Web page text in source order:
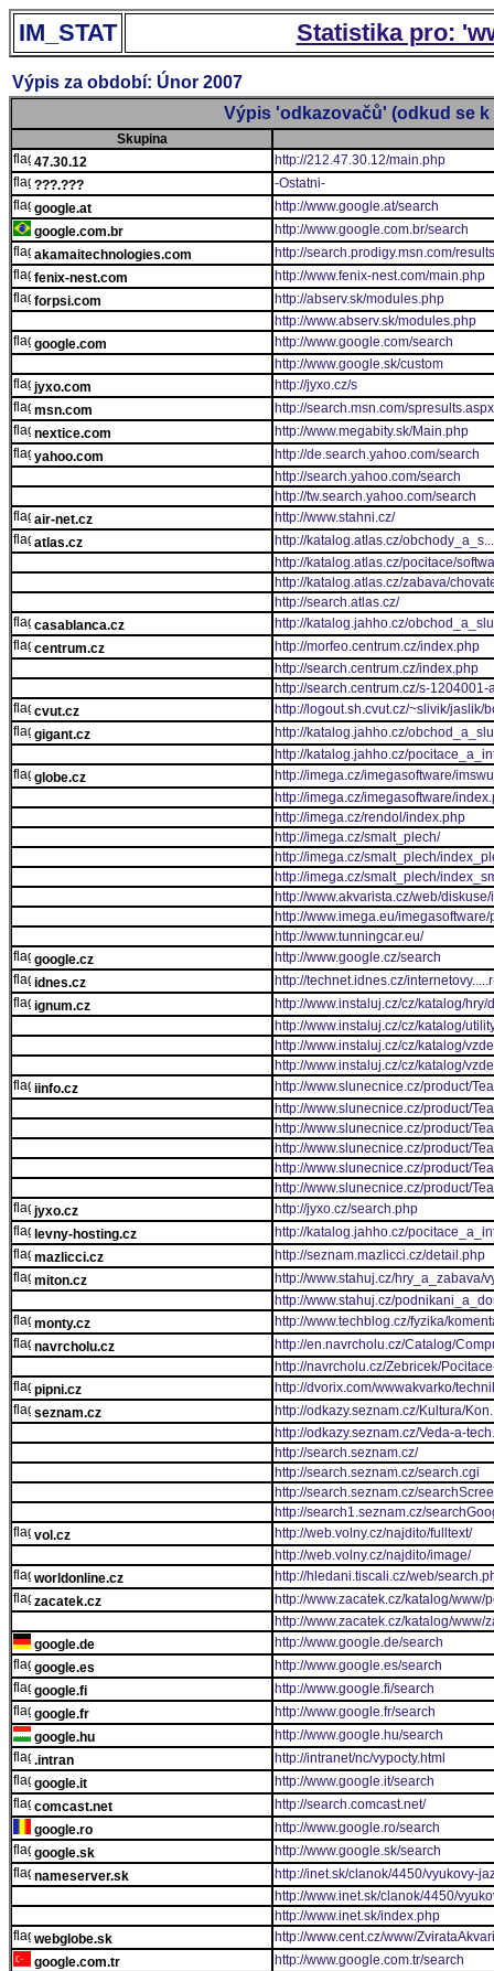
IM_STAT Statistika pro:
Výpis za období: Únor 2007
Výpis 'odkazovačů' (odkud se k
Skupina
47.30.12
http://212.47.30.12/main.php
???.???
-Ostatni-
google.at
http://www.google.at/search
google.com.br
http://www.google.com.br/search
akamaitechnologies.com
http://search.prodigy.msn.com/
fenix-nest.com
http://www.fenix-nest.com/main.php
forpsi.com
http://abserv.sk/modules.php
http://www.abserv.sk/modules.php
google.com
http://www.google.com/search
http://www.google.sk/custom
jyxo.com
http://jyxo.cz/s
msn.com
http://search.msn.com/spresults.aspx
nextice.com
http://www.megabity.sk/Main.php
yahoo.com
http://de.search.yahoo.com/search
http://search.yahoo.com/search
http://tw.search.yahoo.com/search
air-net.cz
http://www.stahni.cz/
atlas.cz
http://katalog.atlas.cz/
http://katalog.atlas.cz/pocitace/
http://katalog.atlas.cz/zabava/
http://search.atlas.cz/
casablanca.cz
http://katalog.jahho.cz/
centrum.cz
http://morfeo.centrum.cz/index.php
http://search.centrum.cz/index.php
http://search.centrum.cz/s-
cvut.cz
http://logout.sh.cvut.cz/~slivik/jaslik/
gigant.cz
http://katalog.jahho.cz/
http://katalog.jahho.cz/
globe.cz
http://imega.cz/imegasoftware/
http://imega.cz/imegasoftware/
http://imega.cz/rendol/index.php
http://imega.cz/smalt_plech/
http://imega.cz/smalt_plech/
http://imega.cz/smalt_plech/
http://www.akvarista.cz/web/
http://www.imega.eu/
http://www.tunningcar.eu/
google.cz
http://www.google.cz/search
idnes.cz
http://technet.idnes.cz/
ignum.cz
http://www.instaluj.cz/cz/katalog/
http://www.instaluj.cz/cz/katalog/
http://www.instaluj.cz/cz/katalog/
http://www.instaluj.cz/cz/katalog/
iinfo.cz
http://www.slunecnice.cz/product/
http://www.slunecnice.cz/product/
http://www.slunecnice.cz/product/
http://www.slunecnice.cz/product/
http://www.slunecnice.cz/product/
http://www.slunecnice.cz/product/
jyxo.cz
http://jyxo.cz/search.php
levny-hosting.cz
http://katalog.jahho.cz/
mazlicci.cz
http://seznam.mazlicci.cz/detail.php
miton.cz
http://www.stahuj.cz/hry_a_zabava/
http://www.stahuj.cz/
monty.cz
http://www.techblog.cz/fyzika/
navrcholu.cz
http://en.navrcholu.cz/Catalog/
http://navrcholu.cz/Zebricek/
pipni.cz
http://dvorix.com/wwwakvarko/
seznam.cz
http://odkazy.seznam.cz/Kultura/
http://odkazy.seznam.cz/Veda-a-
http://search.seznam.cz/
http://search.seznam.cz/search.cgi
http://search.seznam.cz/
http://search1.seznam.cz/
vol.cz
http://web.volny.cz/najdito/fulltext/
http://web.volny.cz/najdito/image/
worldonline.cz
http://hledani.tiscali.cz/web/
zacatek.cz
http://www.zacatek.cz/katalog/
http://www.zacatek.cz/katalog/www/
google.de
http://www.google.de/search
google.es
http://www.google.es/search
google.fi
http://www.google.fi/search
google.fr
http://www.google.fr/search
google.hu
http://www.google.hu/search
.intran
http://intranet/nc/vypocty.html
google.it
http://www.google.it/search
comcast.net
http://search.comcast.net/
google.ro
http://www.google.ro/search
google.sk
http://www.google.sk/search
nameserver.sk
http://inet.sk/clanok/4450/vyukovy-
http://www.inet.sk/clanok/4450/
http://www.inet.sk/index.php
webglobe.sk
http://www.cent.cz/www/
google.com.tr
http://www.google.com.tr/search